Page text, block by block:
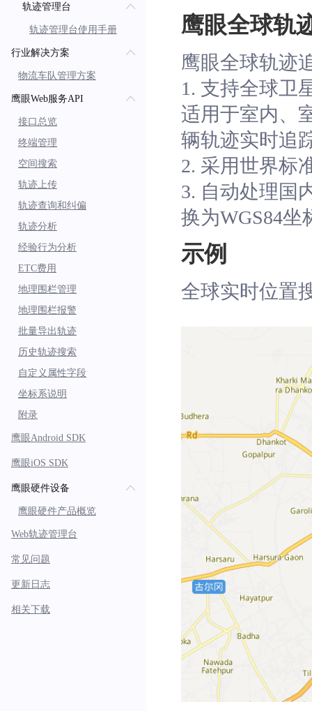
轨迹管理台
轨迹管理台使用手册
行业解决方案
物流车队管理方案
鹰眼Web服务API
接口总览
终端管理
空间搜索
轨迹上传
轨迹查询和纠偏
轨迹分析
经验行为分析
ETC费用
地理围栏管理
地理围栏报警
批量导出轨迹
历史轨迹搜索
自定义属性字段
坐标系说明
附录
鹰眼Android SDK
鹰眼iOS SDK
鹰眼硬件设备
鹰眼硬件产品概览
Web轨迹管理台
常见问题
更新日志
相关下载
鹰眼全球轨
鹰眼全球轨迹
1. 支持全球卫
适用于室内、
辆轨迹实时追
2. 采用世界标
3. 自动处理国
换为WGS84坐
示例
全球实时位置